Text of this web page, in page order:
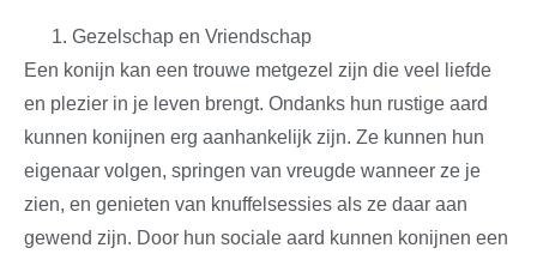
Gezelschap en Vriendschap
Een konijn kan een trouwe metgezel zijn die veel liefde
en plezier in je leven brengt. Ondanks hun rustige aard
kunnen konijnen erg aanhankelijk zijn. Ze kunnen hun
eigenaar volgen, springen van vreugde wanneer ze je
zien, en genieten van knuffelsessies als ze daar aan
gewend zijn. Door hun sociale aard kunnen konijnen een